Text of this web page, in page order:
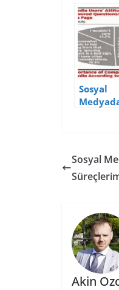
Sosyal
Sosyal
Akin